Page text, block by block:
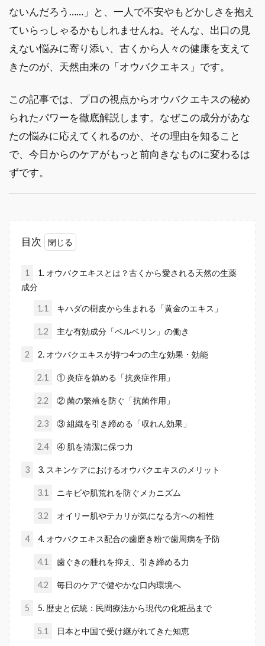
ないんだろう……」と、一人で不安やもどかしさを抱え
ていらっしゃるかもしれませんね。そんな、出口の見
えない悩みに寄り添い、古くから人々の健康を支えて
きたのが、天然由来の「オウバクエキス」です。
この記事では、プロの視点からオウバクエキスの秘め
られたパワーを徹底解説します。なぜこの成分があな
たの悩みに応えてくれるのか、その理由を知ること
で、今日からのケアがもっと前向きなものに変わるは
ずです。
目次
1
1. オウバクエキスとは？古くから愛される天然の生薬
成分
1.1 キハダの樹皮から生まれる「黄金のエキス」
1.2 主な有効成分「ベルベリン」の働き
2 2. オウバクエキスが持つ4つの主な効果・効能
2.1 ① 炎症を鎮める「抗炎症作用」
2.2 ② 菌の繁殖を防ぐ「抗菌作用」
2.3 ③ 組織を引き締める「収れん効果」
2.4 ④ 肌を清潔に保つ力
3 3. スキンケアにおけるオウバクエキスのメリット
3.1 ニキビや肌荒れを防ぐメカニズム
3.2 オイリー肌やテカリが気になる方への相性
4 4. オウバクエキス配合の歯磨き粉で歯周病を予防
4.1 歯ぐきの腫れを抑え、引き締める力
4.2 毎日のケアで健やかな口内環境へ
5 5. 歴史と伝統：民間療法から現代の化粧品まで
5.1 日本と中国で受け継がれてきた知恵